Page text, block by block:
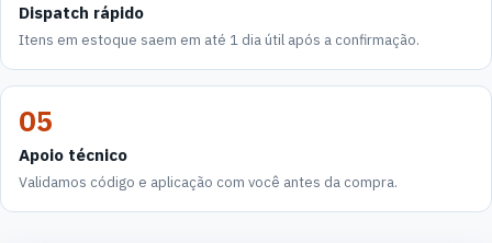
Dispatch rápido
Itens em estoque saem em até 1 dia útil após a confirmação.
05
Apoio técnico
Validamos código e aplicação com você antes da compra.